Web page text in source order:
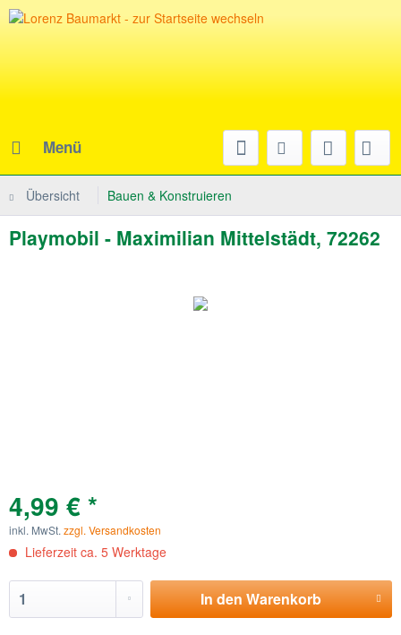
Menü
Übersicht Bauen & Konstruieren
Playmobil - Maximilian Mittelstädt, 72262
4,99 € *
inkl. MwSt. zzgl. Versandkosten
Lieferzeit ca. 5 Werktage
In denWarenkorb